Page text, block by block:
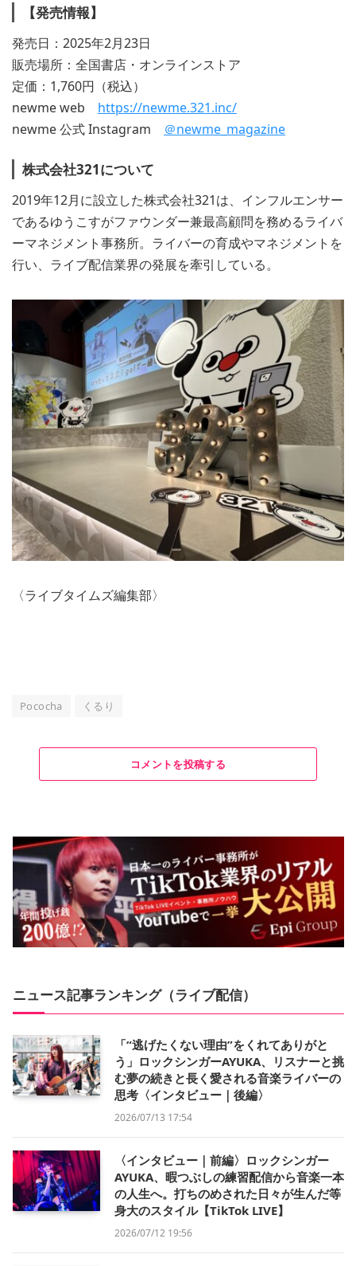
【発売情報】
発売日：2025年2月23日
販売場所：全国書店・オンラインストア
定価：1,760円（税込）
newme web https://newme.321.inc/
newme 公式 Instagram ＠newme_magazine
株式会社321について
2019年12月に設立した株式会社321は、インフルエンサー
であるゆうこすがファウンダー兼最高顧問を務めるライバ
ーマネジメント事務所。ライバーの育成やマネジメントを
行い、ライブ配信業界の発展を牽引している。
〈ライブタイムズ編集部〉
Pococha くるり
コメントを投稿する
ニュース記事ランキング（ライブ配信）
「“逃げたくない理由”をくれてありがと
う」ロックシンガーAYUKA、リスナーと挑
む夢の続きと長く愛される音楽ライバーの
思考〈インタビュー｜後編〉
2026/07/13 17:54
〈インタビュー｜前編〉ロックシンガー
AYUKA、暇つぶしの練習配信から音楽一本
の人生へ。打ちのめされた日々が生んだ等
身大のスタイル【TikTok LIVE】
2026/07/12 19:56